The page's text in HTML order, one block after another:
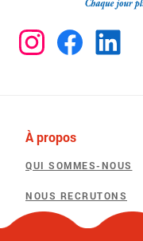
À propos
QUI SOMMES-NOUS
NOUS RECRUTONS